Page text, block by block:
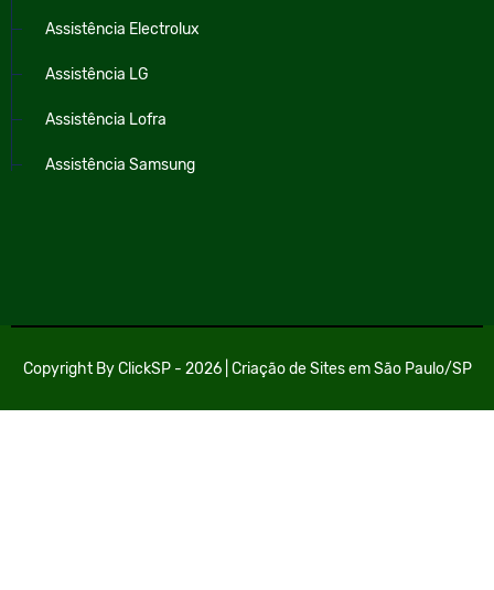
Assistência Electrolux
Assistência LG
Assistência Lofra
Assistência Samsung
Copyright ByClickSP- 2026 | Criação de Sites em São Paulo/SP